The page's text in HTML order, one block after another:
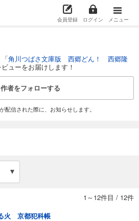
会員登録 ログイン メニュー
「角川つばさ文庫版 西郷どん！ 西郷隆
ューをお届けします！
作者をフォローする
配信された際に、お知らせします。
1～12件目 / 12件
火 京都犯科帳